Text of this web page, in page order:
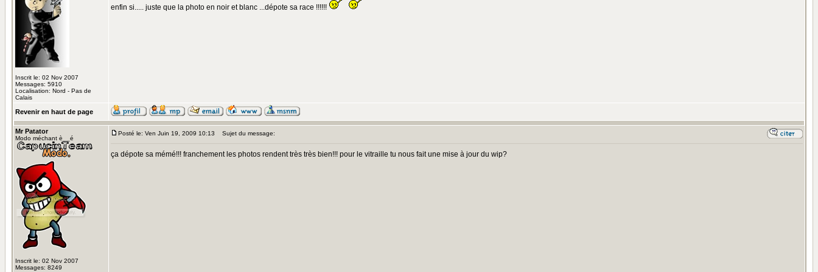
Inscrit le: 02 Nov 2007
Messages: 5910
Localisation: Nord - Pas de
Calais
enfin si..... juste que la photo en noir et blanc ...dépote sa race !!!!!!
Revenir en haut de page
Mr Patator
Modo méchant è__é
Inscrit le: 02 Nov 2007
Messages: 8249
Posté le: Ven Juin 19, 2009 10:13 Sujet du message:
ça dépote sa mémé!!! franchement les photos rendent très très bien!!! pour le vitraille tu nous fait une mise à jour du wip?